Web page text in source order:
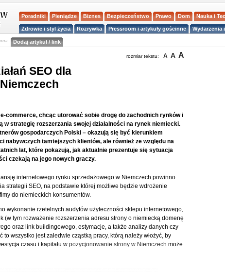
Poradniki Pieniądze Biznes Bezpieczeństwo Prawo Dom Nauka i
Zdrowie i styl życia Rozrywka Pressroom i artykuły gościnne Wydarzenia
Dodaj artykuł / link
rozmiar tekstu: A A A
SEO dla
commerce, chcąc utorować sobie drogę do zachodnich rynków i
strategię rozszerzania swojej działalności na rynek niemiecki.
gospodarczych Polski – okazują się być kierunkiem
nabywczych tamtejszych klientów, ale również ze względu na
lat, które pokazują, jak aktualnie prezentuje się sytuacja
czekają na jego nowych graczy.
internetowego rynku sprzedażowego w Niemczech powinno
strategii SEO, na podstawie której możliwe będzie wdrożenie
do niemieckich konsumentów.
wykonanie rzetelnych audytów użyteczności sklepu internetowego,
(w tym rozważenie rozszerzenia adresu strony o niemiecką domenę
oraz link buildingowego, estymacje, a także analizy danych czy
wszystko jest zaledwie cząstką pracy, którą należy włożyć, by
czasu i kapitału w pozycjonowanie strony w Niemczech może